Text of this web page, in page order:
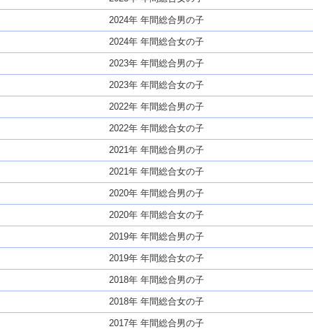
2024年 年間総合男の子
2024年 年間総合女の子
2023年 年間総合男の子
2023年 年間総合女の子
2022年 年間総合男の子
2022年 年間総合女の子
2021年 年間総合男の子
2021年 年間総合女の子
2020年 年間総合男の子
2020年 年間総合女の子
2019年 年間総合男の子
2019年 年間総合女の子
2018年 年間総合男の子
2018年 年間総合女の子
2017年 年間総合男の子